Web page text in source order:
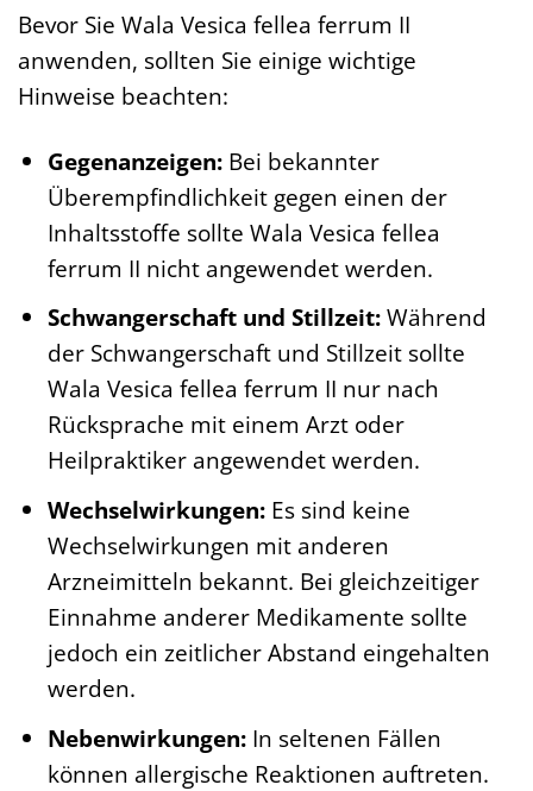
Bevor Sie Wala Vesica fellea ferrum II
anwenden, sollten Sie einige wichtige
Hinweise beachten:
Gegenanzeigen:Bei bekannter
Überempfindlichkeit gegen einen der
Inhaltsstoffe sollte Wala Vesica fellea
ferrum II nicht angewendet werden.
Schwangerschaft und Stillzeit:Während
der Schwangerschaft und Stillzeit sollte
Wala Vesica fellea ferrum II nur nach
Rücksprache mit einem Arzt oder
Heilpraktiker angewendet werden.
Wechselwirkungen:Es sind keine
Wechselwirkungen mit anderen
Arzneimitteln bekannt. Bei gleichzeitiger
Einnahme anderer Medikamente sollte
jedoch ein zeitlicher Abstand eingehalten
werden.
Nebenwirkungen:In seltenen Fällen
können allergische Reaktionen auftreten.